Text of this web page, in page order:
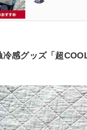
冷感グッズ「超